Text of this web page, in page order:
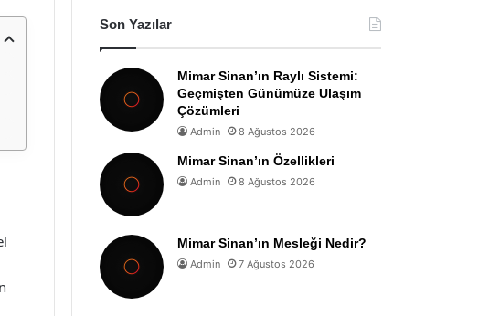
Son Yazılar
Mimar Sinan’ın Raylı Sistemi:
Geçmişten Günümüze Ulaşım
Çözümleri
Admin 8 Ağustos 2026
Mimar Sinan’ın Özellikleri
Admin 8 Ağustos 2026
Mimar Sinan’ın Mesleği Nedir?
Admin 7 Ağustos 2026